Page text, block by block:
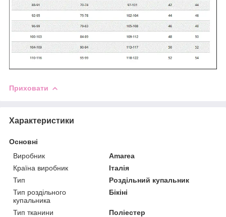
Приховати
Характеристики
Основні
Виробник
Amarea
Країна виробник
Італія
Тип
Роздільний купальник
Тип роздільного
купальника
Бікіні
Тип тканини
Поліестер